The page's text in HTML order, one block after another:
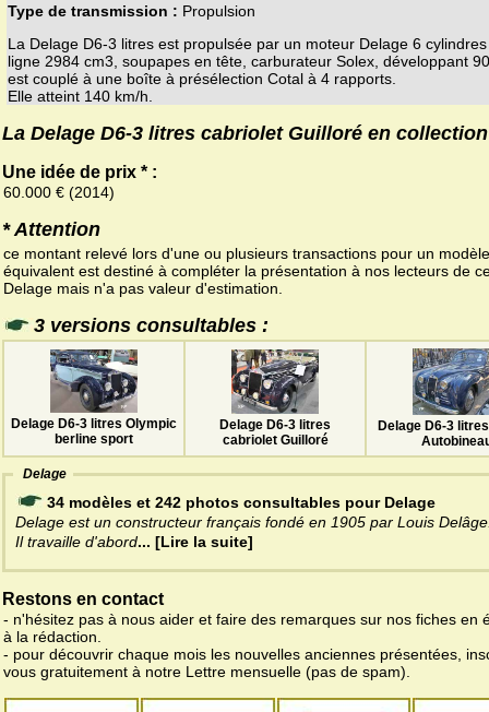
Type de transmission : Propulsion
La Delage D6-3 litres est propulsée par un moteur Delage 6
ligne 2984 cm3, soupapes en tête, carburateur Solex, développant
est couplé à une boîte à présélection Cotal à 4 rapports.
Elle atteint 140 km/h.
La Delage D6-3 litres cabriolet Guilloré en collection
Une idée de prix * :
60.000 € (2014)
* Attention
ce montant relevé lors d'une ou plusieurs transactions pour un modèle
équivalent est destiné à compléter la présentation à nos lecteurs de
Delage mais n'a pas valeur d'estimation.
3 versions consultables :
Delage D6-3 litres Olympic
berline sport
Delage D6-3 litres
cabriolet Guilloré
Delage D6-3
Delage
34 modèles et 242 photos consultables pour Delage
Delage est un constructeur français fondé en 1905 par Louis
Il travaille d'abord... [Lire la suite]
Restons en contact
- n'hésitez pas à nous aider et faire des remarques sur nos fiches en
à la rédaction.
- pour découvrir chaque mois les nouvelles anciennes présentées,
vous gratuitement à notre Lettre mensuelle (pas de spam).